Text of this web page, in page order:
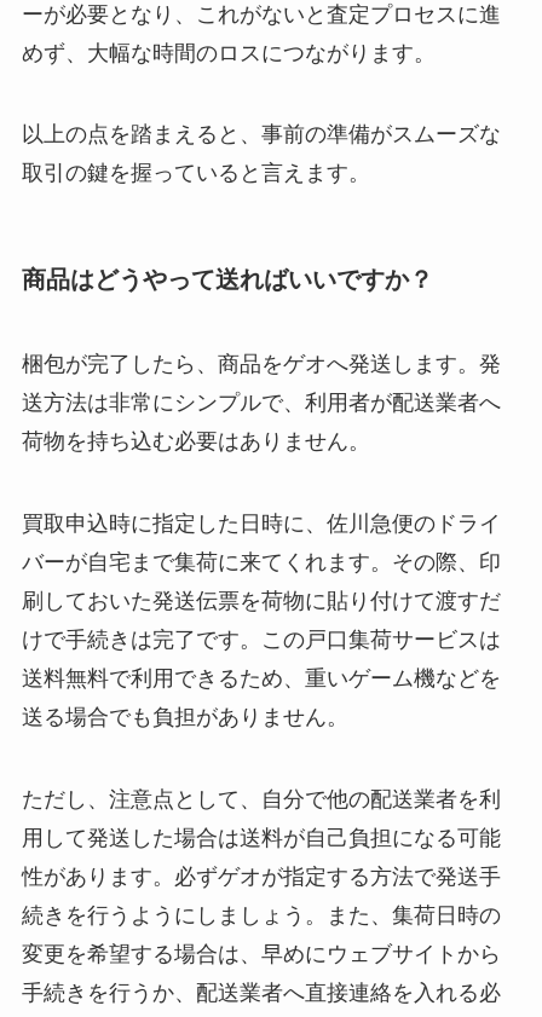
ーが必要となり、これがないと査定プロセスに進
めず、大幅な時間のロスにつながります。
以上の点を踏まえると、事前の準備がスムーズな
取引の鍵を握っていると言えます。
商品はどうやって送ればいいですか？
梱包が完了したら、商品をゲオへ発送します。発
送方法は非常にシンプルで、利用者が配送業者へ
荷物を持ち込む必要はありません。
買取申込時に指定した日時に、佐川急便のドライ
バーが自宅まで集荷に来てくれます。その際、印
刷しておいた発送伝票を荷物に貼り付けて渡すだ
けで手続きは完了です。この戸口集荷サービスは
送料無料で利用できるため、重いゲーム機などを
送る場合でも負担がありません。
ただし、注意点として、自分で他の配送業者を利
用して発送した場合は送料が自己負担になる可能
性があります。必ずゲオが指定する方法で発送手
続きを行うようにしましょう。また、集荷日時の
変更を希望する場合は、早めにウェブサイトから
手続きを行うか、配送業者へ直接連絡を入れる必